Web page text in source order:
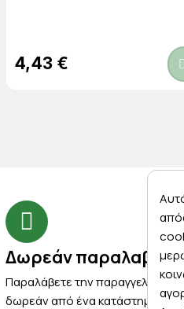
4,43 €
Δωρεάν παραλαβή
Παραλάβετε την παραγγελία σας
δωρεάν από ένα κατάστημα μας